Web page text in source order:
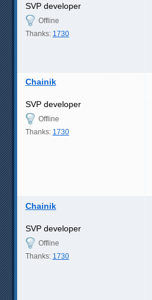
SVP developer
Offline
Thanks: 1730
Chainik
SVP developer
Offline
Thanks: 1730
Chainik
SVP developer
Offline
Thanks: 1730